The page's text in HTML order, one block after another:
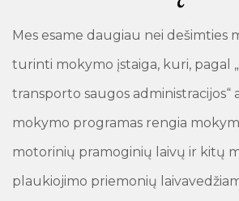
Mes esame daugiau nei dešimties
turinti mokymo įstaiga, kuri, pagal
transporto saugos administracijos“
mokymo programas rengia
motorinių pramoginių laivų ir kitų
plaukiojimo priemonių